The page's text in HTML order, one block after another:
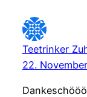
Teetrinker
22.